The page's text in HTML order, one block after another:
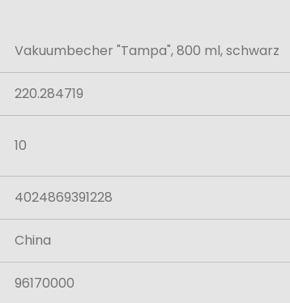
Vakuumbecher "Tampa", 800 ml, schwarz
220.284719
10
4024869391228
China
96170000